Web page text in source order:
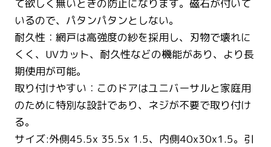
て欲しく無いときの防止になります。磁石が付いて
いるので、パタンパタンとしない。
耐久性：網戸は高強度の紗を採用し、刃物で壊れに
くく、UVカット、耐久性などの機能があり、より長
期使用が可能。
取り付けやすい：このドアはユニバーサルと家庭用
のために特別な設計であり、ネジが不要で取り付け
る。
サイズ:外側45.5x 35.5x 1.5、内側40x30x1.5。引